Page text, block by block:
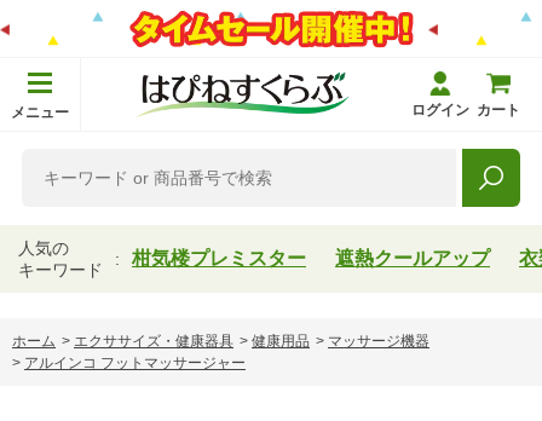
メニュー ログイン カート
人気の
キーワード
柑気楼プレミスター 遮熱クールアップ 衣
ホーム > エクササイズ・健康器具 > 健康用品 > マッサージ機器
> アルインコ フットマッサージャー